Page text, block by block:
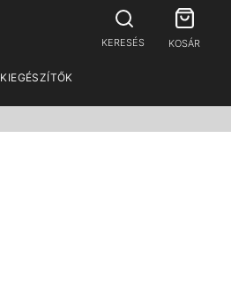
KERESÉS KOSÁR
KIEGÉSZÍTŐK